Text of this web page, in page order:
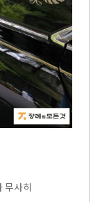
무사히